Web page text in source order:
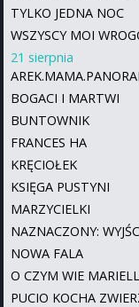
TYLKO JEDNA NOC
WSZYSCY MOI
21 sierpnia
BOGACI I MARTWI
BUNTOWNIK
FRANCES HA
KRĘCIOŁEK
KSIĘGA PUSTYNI
MARZYCIELKI
NAZNACZONY:
NOWA FALA
O CZYM WIE
PUCIO KOCHA